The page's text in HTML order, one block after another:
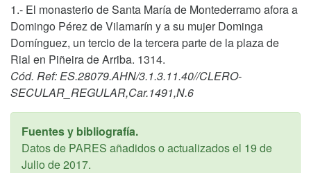
1.- El monasterio de Santa María de Montederramo afora a
Domingo Pérez de Vilamarín y a su mujer Dominga
Domínguez, un tercio de la tercera parte de la plaza de
Rial en Piñeira de Arriba. 1314.
Cód. Ref: ES.28079.AHN/3.1.3.11.40//CLERO-
SECULAR_REGULAR,Car.1491,N.6
Fuentes y bibliografía.
Datos de PARES añadidos o actualizados el 19 de
Julio de 2017.